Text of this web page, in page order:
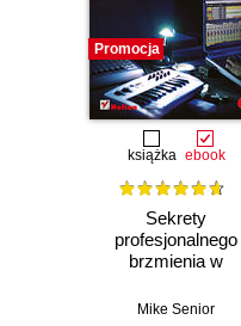
Promocja
książka ebook
Sekrety
profesjonalnego
brzmienia w
Mike Senior